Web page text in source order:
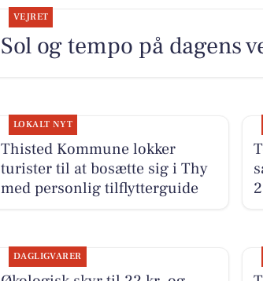
VEJRET
Sol og tempo på dagens
LOKALT NYT
Thisted Kommune lokker
turister til at bosætte sig i Thy
med personlig tilflytterguide
DAGLIGVARER